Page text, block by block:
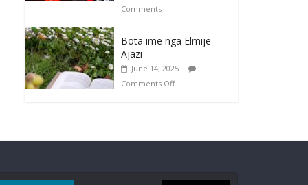
Comments
Bota ime nga Elmije
Ajazi
June 14, 2025
Comments Off